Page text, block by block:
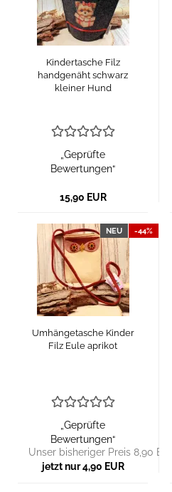
Kindertasche Filz
handgenäht schwarz
kleiner Hund
„Geprüfte
Bewertungen“
15,90 EUR
NEU -44%
Umhängetasche Kinder
Filz Eule aprikot
„Geprüfte
Bewertungen“
Unser bisheriger Preis 8,90 EUR
jetzt nur 4,90 EUR